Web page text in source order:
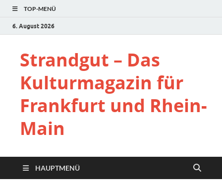
TOP-MENÜ
6. August 2026
Strandgut – Das
Kulturmagazin für
Frankfurt und Rhein-
Main
HAUPTMENÜ